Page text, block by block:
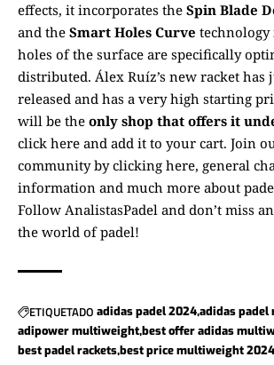
effects, it incorporates the Spin Blade
and the Smart Holes Curve
holes of the surface are specifically
distributed. Álex Ruíz’s new racket has
released and has a very high starting
will be the only shop that offers it
click here and add it to your cart. Join
community by clicking here, general
information and much more about
Follow AnalistasPadel and don’t miss
the world of padel!
ETIQUETADO adidas padel 2024adidas padel
adipower multiweightbest offer adidas
best padel racketsbest price multiweight 2024